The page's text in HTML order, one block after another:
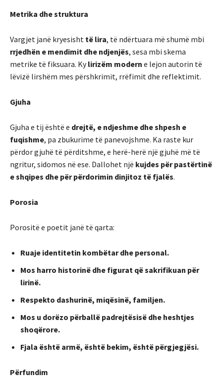
Metrika dhe struktura
Vargjet janë kryesisht të lira, të ndërtuara më shumë mbi
rrjedhën e mendimit dhe ndjenjës, sesa mbi skema
metrike të fiksuara. Kylirizëm modern e lejon autorin të
lëvizë lirshëm mes përshkrimit, rrëfimit dhe reflektimit.
Gjuha
Gjuha e tij është e drejtë, e ndjeshme dhe shpesh e
fuqishme, pa zbukurime të panevojshme. Ka raste kur
përdor gjuhë të përditshme, e herë-herë një gjuhë më të
ngritur, sidomos në ese. Dallohet një kujdes për pastërtinë
e shqipes dhe për përdorimin dinjitoz të fjalës.
Porosia
Porositë e poetit janë të qarta:
Ruaje identitetin kombëtar dhe personal.
Mos harro historinë dhe figurat që sakrifikuan për
lirinë.
Respekto dashurinë, miqësinë, familjen.
Mos u dorëzo përballë padrejtësisë dhe heshtjes
shoqërore.
Fjala është armë, është bekim, është përgjegjësi.
Përfundim